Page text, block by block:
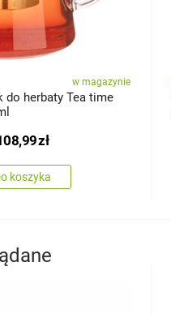
w magazynie
do herbaty Tea time
zł
koszyka